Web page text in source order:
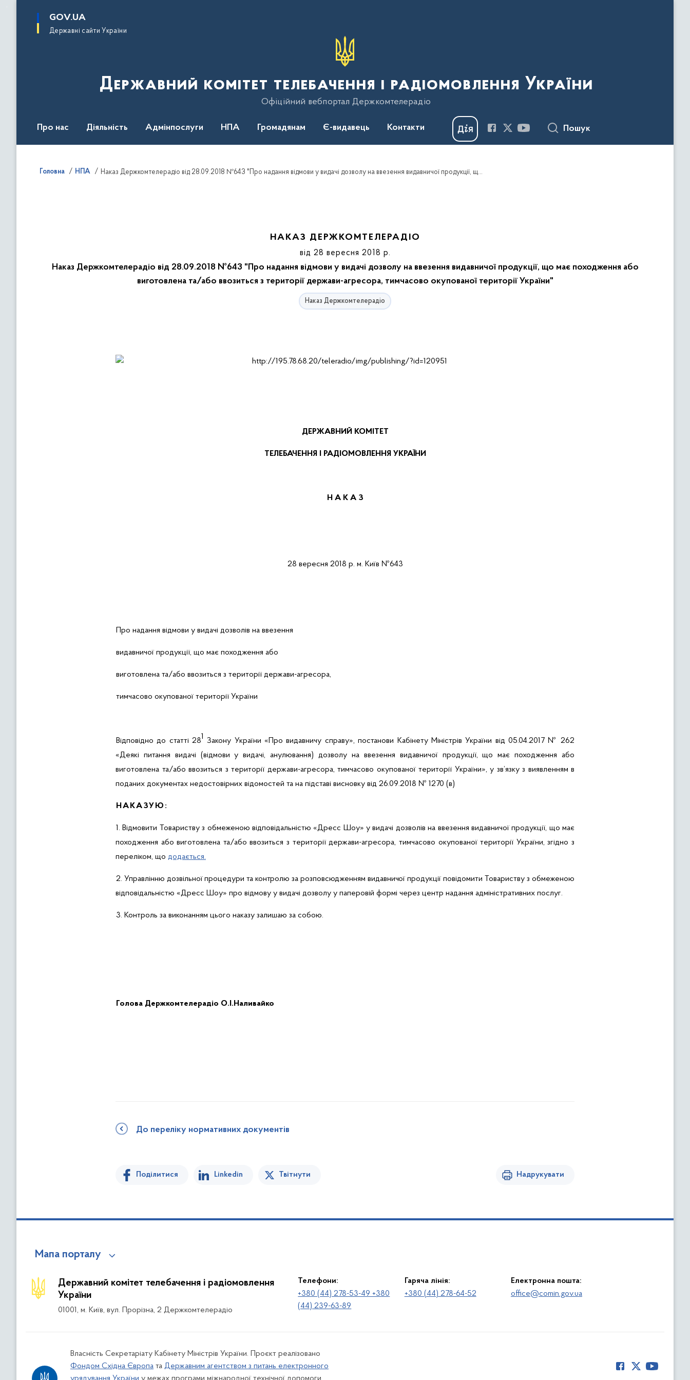
основного
GOV.UA
Державні сайти України
Державний комітет телебачення і радіомовлення України
Офіційний вебпортал Держкомтелерадіо
Про нас Діяльність Адмінпослуги НПА Громадянам Є-видавець Контакти Пошук
Головна НПА Наказ Держкомтелерадіо від 28.09.2018 №643 "Про надання відмови у видачі дозволу на ввезення видавничої продукції, що має походження або виготовлена та/або ввозиться з території держави-агресора, тимчасово окупованої території України"
НАКАЗ ДЕРЖКОМТЕЛЕРАДІО
від 28 вересня 2018 р.
Наказ Держкомтелерадіо від 28.09.2018 №643 "Про надання відмови у видачі дозволу на ввезення видавничої продукції, що має походження або
виготовлена та/або ввозиться з території держави-агресора, тимчасово окупованої території України"
Наказ Держкомтелерадіо
ДЕРЖАВНИЙ КОМІТЕТ
ТЕЛЕБАЧЕННЯ І РАДІОМОВЛЕННЯ УКРАЇНИ
Н А К А З
28 вересня 2018 р. м. Київ №643
Про надання відмови у видачі дозволів на ввезення
видавничої продукції, що має походження або
виготовлена та/або ввозиться з території держави-агресора,
тимчасово окупованої території України
Відповідно до статті 281 Закону України «Про видавничу справу», постанови Кабінету Міністрів України від 05.04.2017 № 262
«Деякі питання видачі (відмови у видачі, анулювання) дозволу на ввезення видавничої продукції, що має походження або
виготовлена та/або ввозиться з території держави-агресора, тимчасово окупованої території України», у зв’язку з виявленням в
поданих документах недостовірних відомостей та на підставі висновку від 26.09.2018 № 1270 (в)
НАКАЗУЮ:
1. Відмовити Товариству з обмеженою відповідальністю «Дресс Шоу» у видачі дозволів на ввезення видавничої продукції, що має
походження або виготовлена та/або ввозиться з території держави-агресора, тимчасово окупованої території України, згідно з
переліком, що додається.
2. Управліннюдозвільної процедури та контролю за розповсюдженням видавничої продукціїповідомити
Товариству з обмеженою
відповідальністю «Дресс Шоу» про відмову у видачі дозволу у паперовій формі через центр надання адміністративних послуг.
3. Контроль за виконанням цього наказу залишаю за собою.
Голова Держкомтелерадіо О.І.Наливайко
До переліку нормативних документів
Поділитися Linkedin Твітнути Надрукувати
Мапа порталу
Державний комітет телебачення і радіомовлення
України
01001, м. Київ, вул. Прорізна, 2 Держкомтелерадіо
Телефони:
+380 (44) 278-53-49 +380
(44) 239-63-89
Гаряча лінія:
+380 (44) 278-64-52
Електронна пошта:
office@comin.gov.ua
Власність Секретаріату Кабінету Міністрів України. Проєкт реалізовано
Фондом Східна Європа та Державним агентством з питань електронного